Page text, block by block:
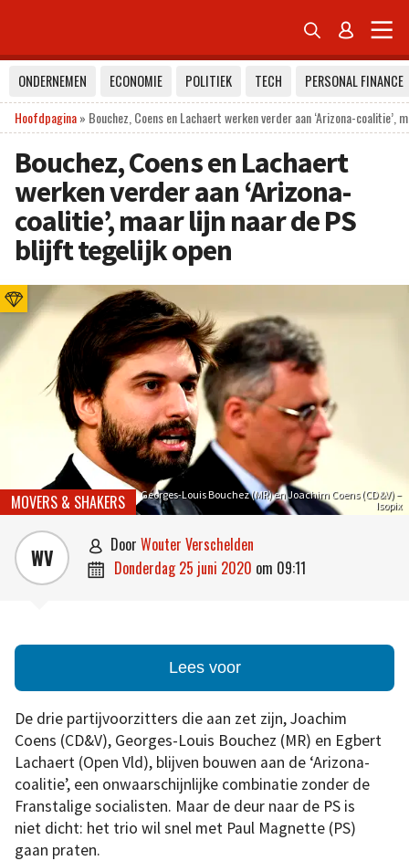
 
ONDERNEMEN ECONOMIE POLITIEK TECH
PERSONAL FINANCE
Hoofdpagina» Bouchez, Coens en Lachaert werken verder aan ‘Arizona-
Bouchez, Coens en Lachaert
werken verder aan ‘Arizona-
coalitie’, maar lijn naar de PS
blijft tegelijk open
Georges-Louis Bouchez (MR) en Joachim Coens (CD&V) –
Isopix
MOVERS & SHAKERS
WV  door Wouter Verschelden
 donderdag 25 juni 2020 om 09:11
Lees voor
De drie partijvoorzitters die aan zet zijn, Joachim
Coens (CD&V), Georges-Louis Bouchez (MR) en Egbert
Lachaert (Open Vld), blijven bouwen aan de ‘Arizona-
coalitie’, een onwaarschijnlijke combinatie zonder de
Franstalige socialisten. Maar de deur naar de PS is
niet dicht: het trio wil snel met Paul Magnette (PS)
gaan praten.